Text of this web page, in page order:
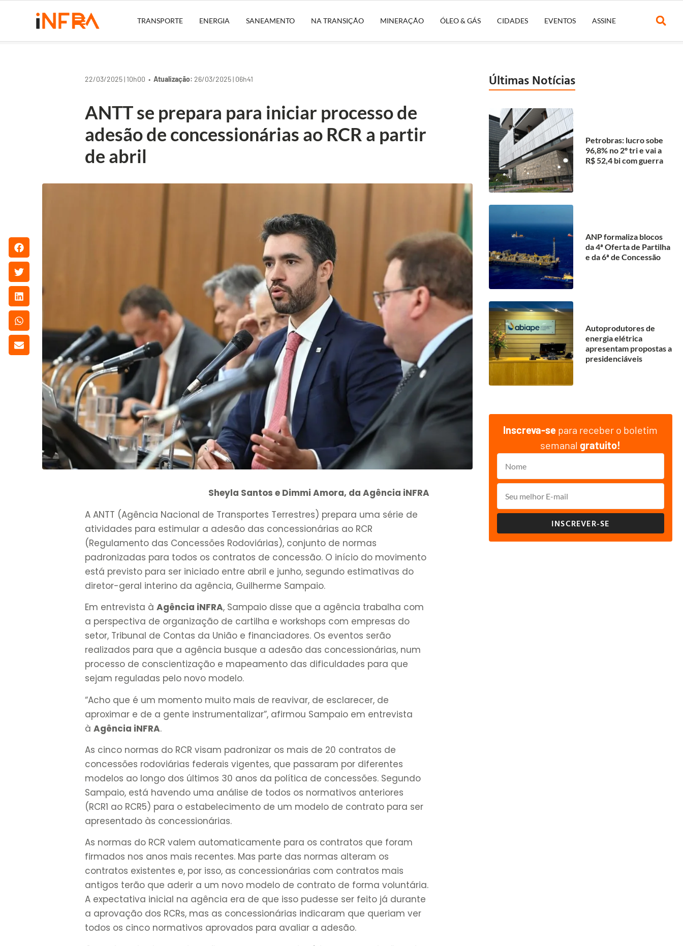
TRANSPORTE ENERGIA SANEAMENTO NA TRANSIÇÃO MINERAÇÃO ÓLEO & GÁS CIDADES EVENTOS ASSINE
22/03/2025 | 10h00 •Atualização: 26/03/2025 | 06h41
ANTT se prepara para iniciar processo de
adesão de concessionárias ao RCR a partir
de abril
Sheyla Santos e Dimmi Amora, da Agência iNFRA
A ANTT (Agência Nacional de Transportes Terrestres) prepara uma série de
atividades para estimular a adesão das concessionárias ao RCR
(Regulamento das Concessões Rodoviárias), conjunto de normas
padronizadas para todos os contratos de concessão. O início do movimento
está previsto para ser iniciado entre abril e junho, segundo estimativas do
diretor-geral interino da agência, Guilherme Sampaio.
Em entrevista àAgência iNFRA, Sampaio disse que a agência trabalha com
a perspectiva de organização de cartilha e workshops com empresas do
setor, Tribunal de Contas da União e financiadores. Os eventos serão
realizados para que a agência busque a adesão das concessionárias, num
processo de conscientização e mapeamento das dificuldades para que
sejam reguladas pelo novo modelo.
“Acho que é um momento muito mais de reavivar, de esclarecer, de
aproximar e de a gente instrumentalizar”, afirmou Sampaio em entrevista
àAgência iNFRA.
As cinco normas do RCR visam padronizar os mais de 20 contratos de
concessões rodoviárias federais vigentes, que passaram por diferentes
modelos ao longo dos últimos 30 anos da política de concessões. Segundo
Sampaio, está havendo uma análise de todos os normativos anteriores
(RCR1 ao RCR5) para o estabelecimento de um modelo de contrato para ser
apresentado às concessionárias.
As normas do RCR valem automaticamente para os contratos que foram
firmados nos anos mais recentes. Mas parte das normas alteram os
contratos existentes e, por isso, as concessionárias com contratos mais
antigos terão que aderir a um novo modelo de contrato de forma voluntária.
A expectativa inicial na agência era de que isso pudesse ser feito já durante
a aprovação dos RCRs, mas as concessionárias indicaram que queriam ver
todos os cinco normativos aprovados para avaliar a adesão.
Últimas Notícias
Petrobras: lucro sobe
96,8% no 2º tri e vai a
R$ 52,4 bi com guerra
ANP formaliza blocos
da 4ª Oferta de Partilha
e da 6ª de Concessão
Autoprodutores de
energia elétrica
apresentam propostas a
presidenciáveis
Inscreva-se para receber o boletim
semanalgratuito!
INSCREVER-SE